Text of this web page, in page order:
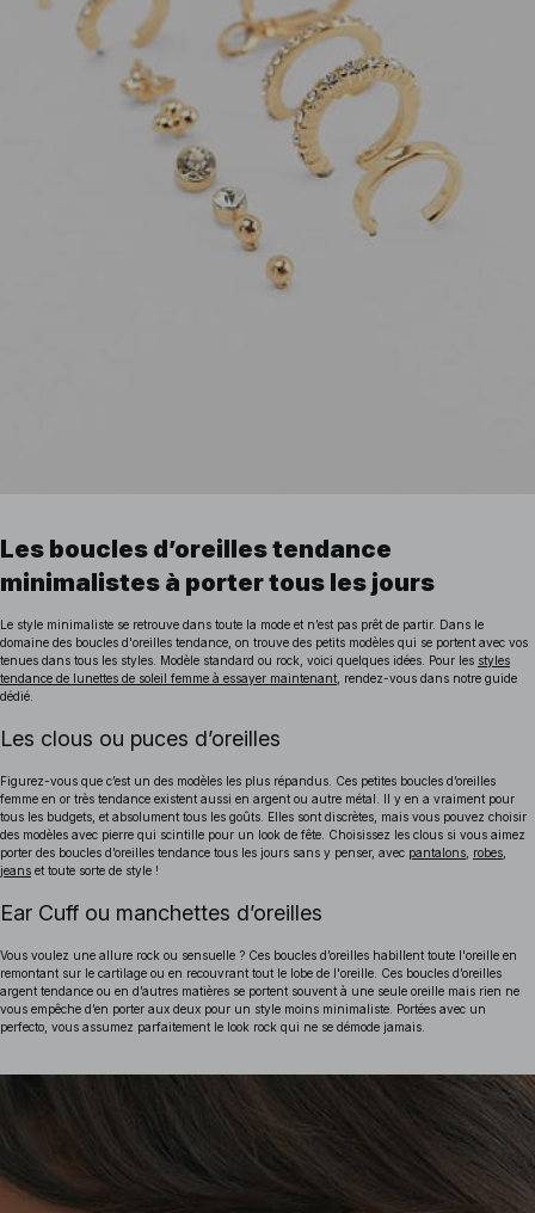
Les boucles d’oreilles tendance
minimalistes à porter tous les jours
Le style minimaliste se retrouve dans toute la mode et n’est pas prêt de partir. Dans le
domaine des boucles d'oreilles tendance, on trouve des petits modèles qui se portent avec vos
tenues dans tous les styles. Modèle standard ou rock, voici quelques idées. Pour les styles
tendance de lunettes de soleil femme à essayer maintenant , rendez-vous dans notre guide
dédié.
Les clous ou puces d’oreilles
Figurez-vous que c’est un des modèles les plus répandus. Ces petites boucles d’oreilles
femme en or très tendance existent aussi en argent ou autre métal. Il y en a vraiment pour
tous les budgets, et absolument tous les goûts. Elles sont discrètes, mais vous pouvez choisir
des modèles avec pierre qui scintille pour un look de fête. Choisissez les clous si vous aimez
porter des boucles d’oreilles tendance tous les jours sans y penser, avec pantalons robes
jeans et toute sorte de style !
Ear Cuff ou manchettes d’oreilles
Vous voulez une allure rock ou sensuelle ? Ces boucles d’oreilles habillent toute l'oreille en
remontant sur le cartilage ou en recouvrant tout le lobe de l'oreille. Ces boucles d’oreilles
argent tendance ou en d’autres matières se portent souvent à une seule oreille mais rien ne
vous empêche d’en porter aux deux pour un style moins minimaliste. Portées avec un
perfecto, vous assumez parfaitement le look rock qui ne se démode jamais.